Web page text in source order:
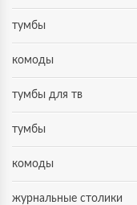
тумбы
комоды
тумбы для тв
тумбы
комоды
журнальные столики